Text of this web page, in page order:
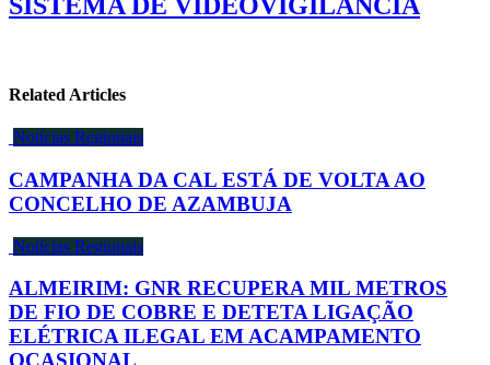
Related Articles
Notícias Regionais
CAMPANHA DA CAL ESTÁ DE VOLTA AO
CONCELHO DE AZAMBUJA
Notícias Regionais
ALMEIRIM: GNR RECUPERA MIL METROS
DE FIO DE COBRE E DETETA LIGAÇÃO
ELÉTRICA ILEGAL EM ACAMPAMENTO